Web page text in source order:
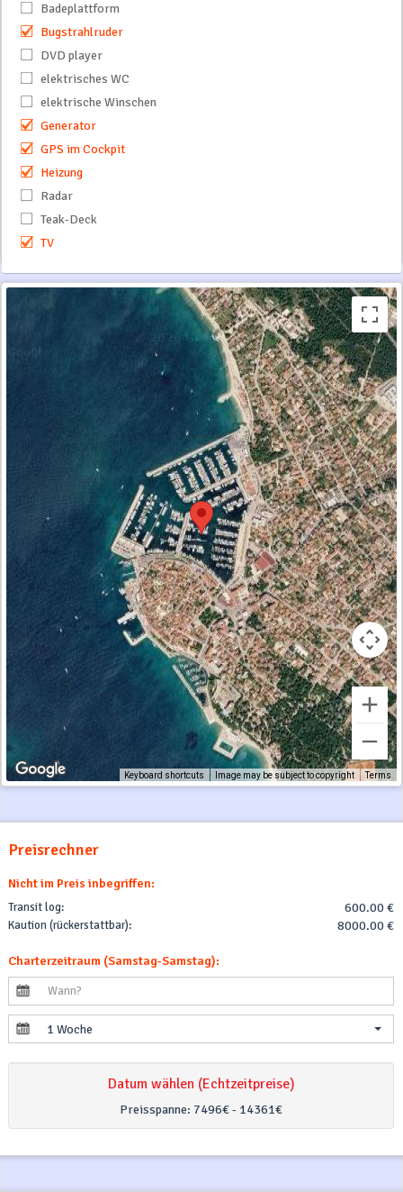
Badeplattform
Bugstrahlruder
DVD player
elektrisches WC
elektrische Winschen
Generator
GPS im Cockpit
Heizung
Radar
Teak-Deck
TV
Keyboard shortcuts Image may be subject to copyright Terms
Preisrechner
Nicht im Preis inbegriffen:
Transit log: 600.00 €
Kaution (rückerstattbar): 8000.00 €
Charterzeitraum (Samstag-Samstag):
1 Woche
Datum wählen (Echtzeitpreise)
Preisspanne: 7496€ - 14361€